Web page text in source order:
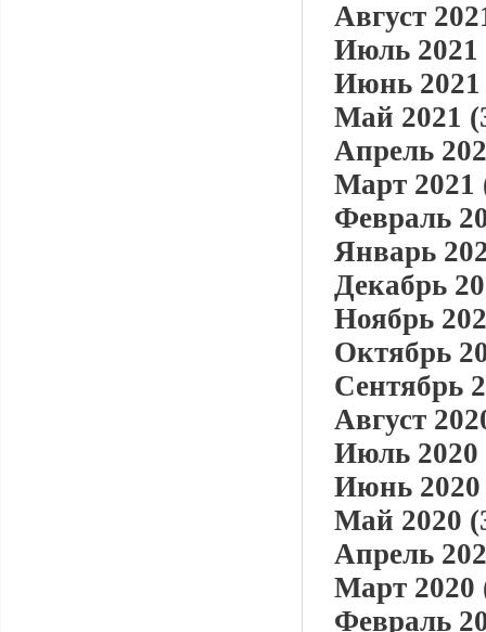
Август
Июль 2021
Июнь 2021
Май 2021
Апрель
Март 2021
Февраль
Январь
Декабрь
Ноябрь
Октябрь
Сентябрь
Август
Июль 2020
Июнь 2020
Май 2020
Апрель
Март 2020
Февраль